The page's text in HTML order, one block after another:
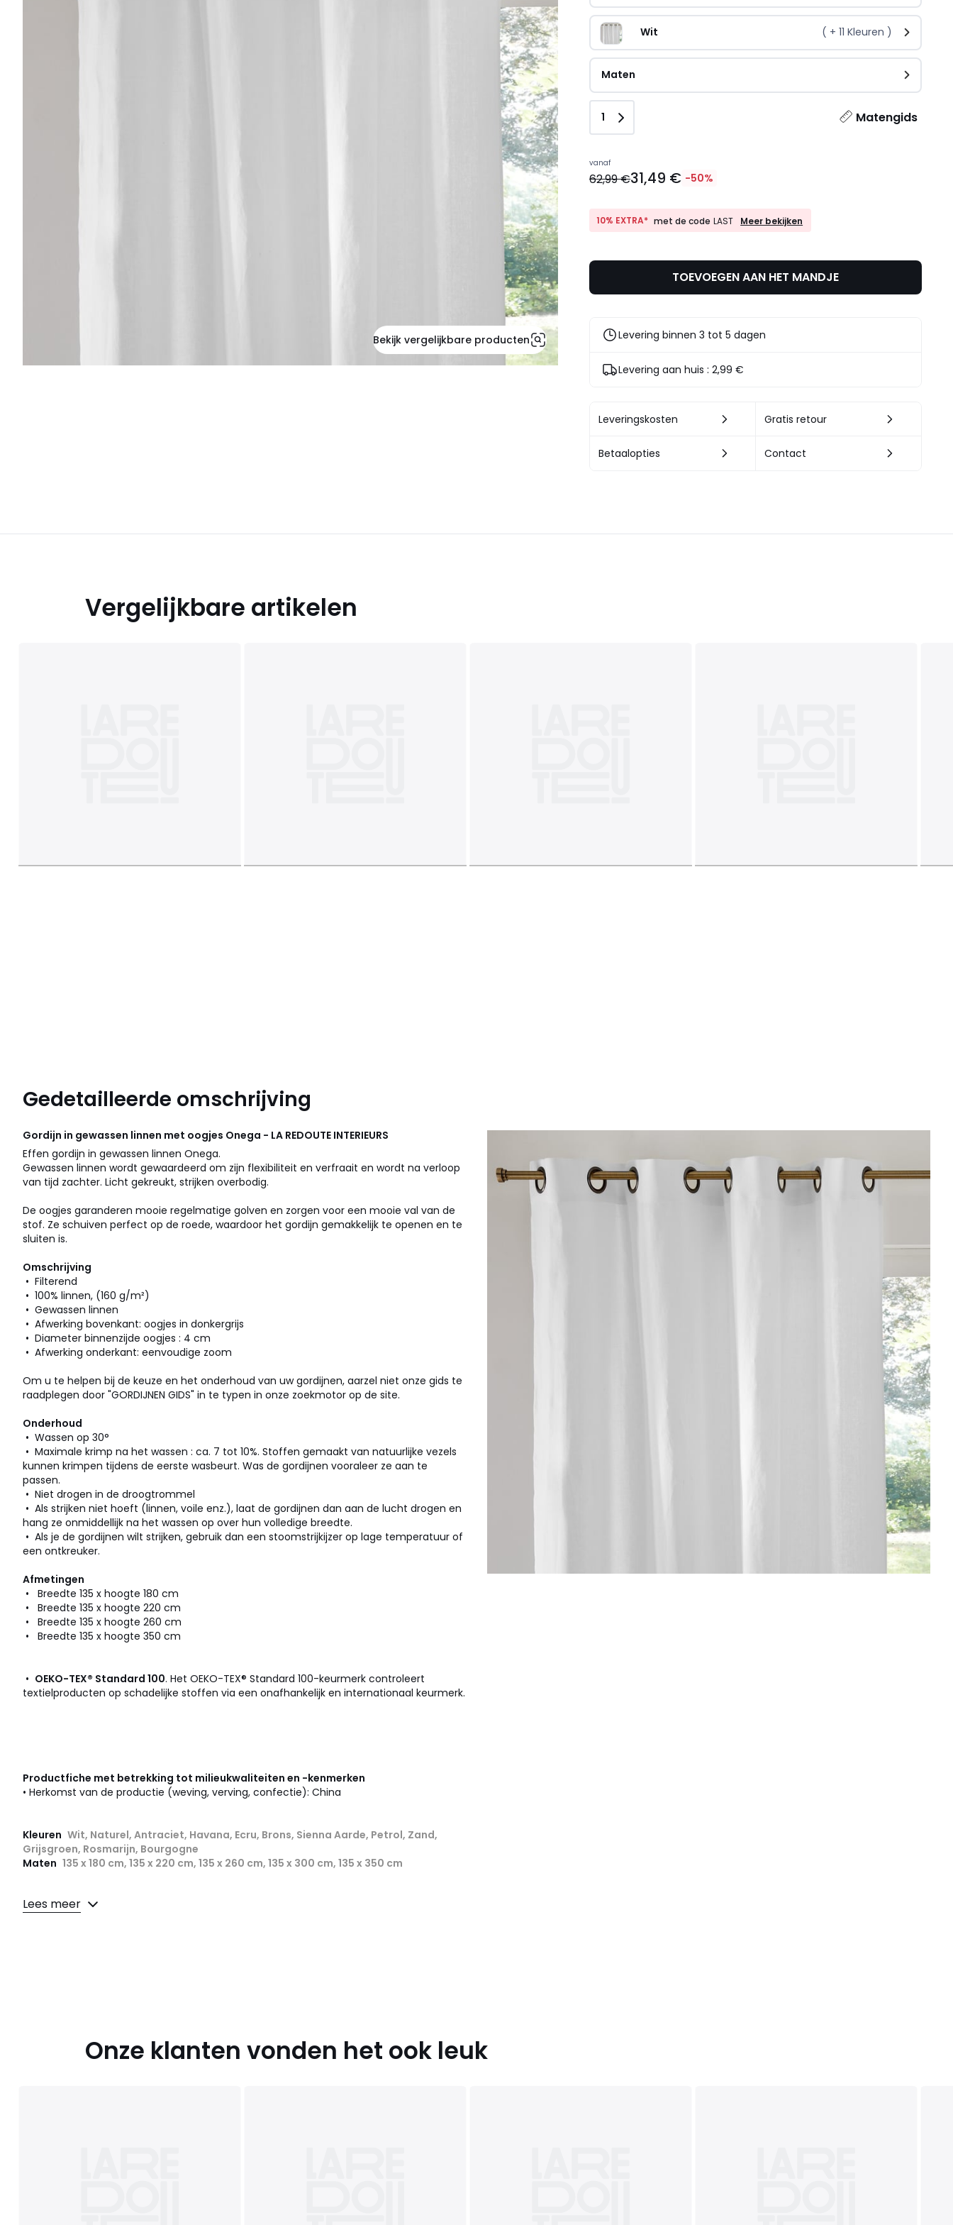
Bekijk vergelijkbare producten
Wit ( + 11 Kleuren )
Maten
Matengids
Aantal
1
vanaf
62,99 €31,49 € -50%
10% EXTRA* met de code LAST
10%
LAST
Meer bekijken
TOEVOEGEN AAN HET MANDJE
Levering binnen 3 tot 5 dagen
Levering aan huis :2,99 €
Leveringskosten Gratis retour
Betaalopties Contact
Vergelijkbare artikelen
Gedetailleerde omschrijving
Gordijn in gewassen linnen met oogjes Onega - LA REDOUTE INTERIEURS
Effen gordijn in gewassen linnen Onega.
Gewassen linnen wordt gewaardeerd om zijn flexibiliteit en verfraait en wordt na verloop
van tijd zachter. Licht gekreukt, strijken overbodig.
De oogjes garanderen mooie regelmatige golven en zorgen voor een mooie val van de
stof. Ze schuiven perfect op de roede, waardoor het gordijn gemakkelijk te openen en te
sluiten is.
Omschrijving
• Filterend
• 100% linnen, (160 g/m²)
• Gewassen linnen
• Afwerking bovenkant: oogjes in donkergrijs
• Diameter binnenzijde oogjes : 4 cm
• Afwerking onderkant: eenvoudige zoom
Om u te helpen bij de keuze en het onderhoud van uw gordijnen, aarzel niet onze gids te
raadplegen door "GORDIJNEN GIDS" in te typen in onze zoekmotor op de site.
Onderhoud
• Wassen op 30°
• Maximale krimp na het wassen : ca. 7 tot 10%. Stoffen gemaakt van natuurlijke vezels
kunnen krimpen tijdens de eerste wasbeurt. Was de gordijnen vooraleer ze aan te
passen.
• Niet drogen in de droogtrommel
• Als strijken niet hoeft (linnen, voile enz.), laat de gordijnen dan aan de lucht drogen en
hang ze onmiddellijk na het wassen op over hun volledige breedte.
• Als je de gordijnen wilt strijken, gebruik dan een stoomstrijkijzer op lage temperatuur of
een ontkreuker.
Afmetingen
• Breedte 135 x hoogte 180 cm
• Breedte 135 x hoogte 220 cm
• Breedte 135 x hoogte 260 cm
• Breedte 135 x hoogte 350 cm
• OEKO-TEX® Standard 100. Het OEKO-TEX® Standard 100-keurmerk controleert
textielproducten op schadelijke stoffen via een onafhankelijk en internationaal keurmerk.
Productfiche met betrekking tot milieukwaliteiten en -kenmerken
• Herkomst van de productie (weving, verving, confectie): China
Kleuren Wit, Naturel, Antraciet, Havana, Ecru, Brons, Sienna Aarde, Petrol, Zand,
Grijsgroen, Rosmarijn, Bourgogne
Maten 135 x 180 cm, 135 x 220 cm, 135 x 260 cm, 135 x 300 cm, 135 x 350 cm
Lees meer
Onze klanten vonden het ook leuk